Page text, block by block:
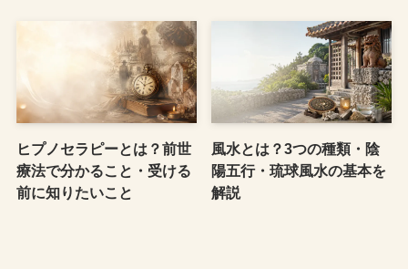
ヒプノセラピーとは？前世
療法で分かること・受ける
前に知りたいこと
風水とは？3つの種類・陰
陽五行・琉球風水の基本を
解説